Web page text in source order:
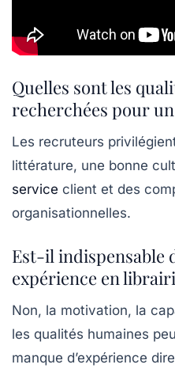
Quelles sont les
recherchées pour
Les recruteurs
littérature, une bonne
service client et des
organisationnelles.
Est-il indispensable
expérience en
Non, la motivation, la
les qualités humaines
manque d’expérience